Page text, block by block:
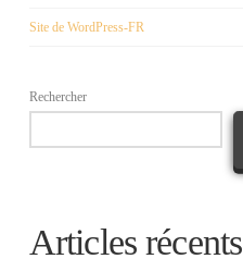
Site de WordPress-FR
Rechercher
Articles récents